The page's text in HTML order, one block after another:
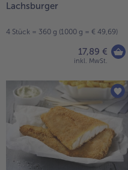
Lachsburger
4 Stück = 360 g (1000 g = € 49,69)
17,89 €
inkl. MwSt.